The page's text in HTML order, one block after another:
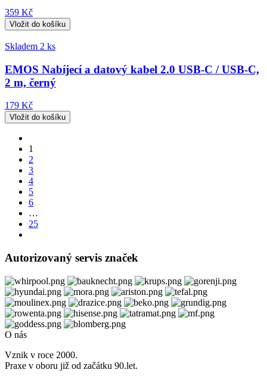
359 Kč
Skladem 2 ks
EMOS Nabíjecí a datový kabel 2.0 USB-C / USB-C,
2 m, černý
179 Kč
1
2
3
4
5
6
…
25
Autorizovaný servis značek
O nás
Vznik v roce 2000.
Praxe v oboru již od začátku 90.let.